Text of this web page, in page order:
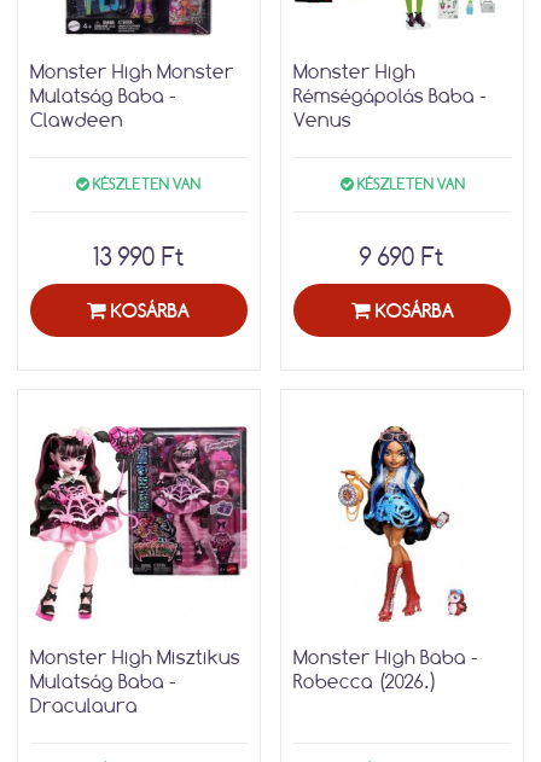
Monster High Monster
Mulatság Baba -
Clawdeen
KÉSZLETEN VAN
13 990 Ft
KOSÁRBA
Monster High
Rémségápolás Baba -
Venus
KÉSZLETEN VAN
9 690 Ft
KOSÁRBA
Monster High Misztikus
Mulatság Baba -
Draculaura
Monster High Baba -
Robecca (2026.)